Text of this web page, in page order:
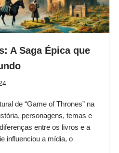
A Saga Épica que
de “Game of Thrones” na
personagens, temas e
entre os livros e a
influenciou a mídia, o